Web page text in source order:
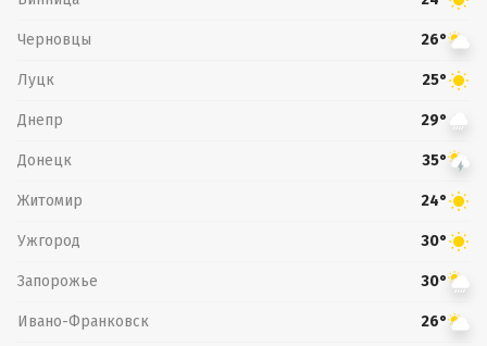
Черновцы 26°
Луцк 25°
Днепр 29°
Донецк 35°
Житомир 24°
Ужгород 30°
Запорожье 30°
Ивано-Франковск 26°